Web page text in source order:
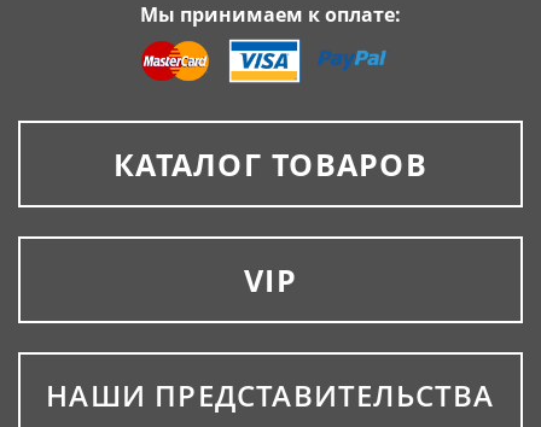
Мы принимаем к оплате:
КАТАЛОГ ТОВАРОВ
VIP
НАШИ ПРЕДСТАВИТЕЛЬСТВА